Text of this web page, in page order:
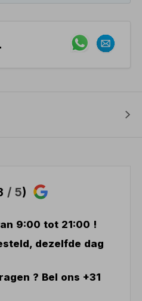
/ 5)
9:00 tot 21:00 !
dezelfde dag
? Bel ons +31